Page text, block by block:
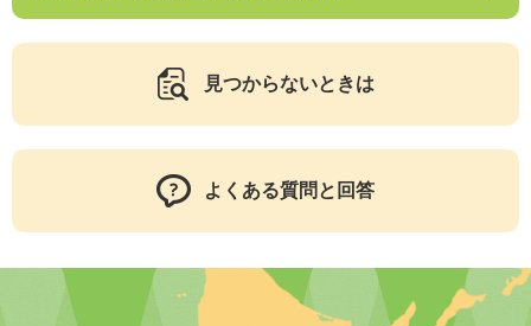
見つからないときは
よくある質問と回答